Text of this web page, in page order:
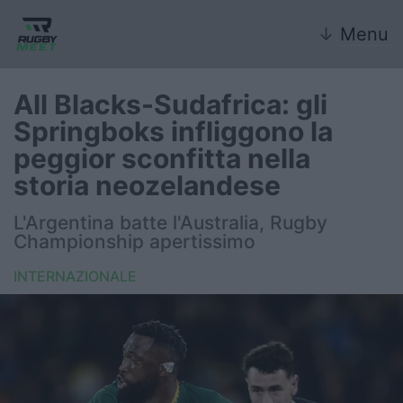
↓ Menu
Nazionale
Nazionali giovanili
Rugby Sevens
FIR
United Rugby Championship
All Blacks-Sudafrica: gli
Springboks infliggono la
peggior sconfitta nella
storia neozelandese
L'Argentina batte l'Australia, Rugby
Championship apertissimo
INTERNAZIONALE